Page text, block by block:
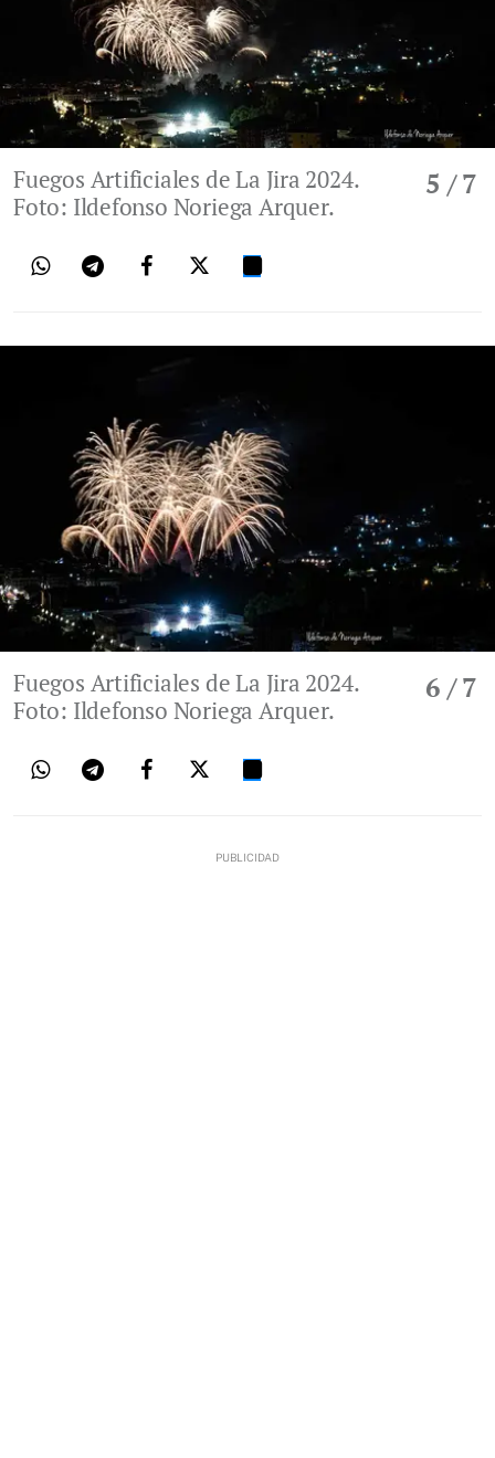
5 / 7
Fuegos Artificiales de La Jira 2024.
Foto: Ildefonso Noriega Arquer.
6 / 7
Fuegos Artificiales de La Jira 2024.
Foto: Ildefonso Noriega Arquer.